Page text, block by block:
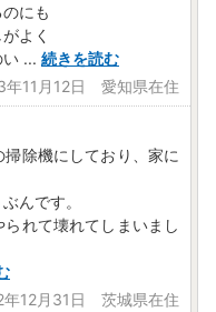
にも
よく
い ... 続きを読む
年11月12日 愛知県在住
除機にしており、家に
んです。
れて壊れてしまいまし
年12月31日 茨城県在住